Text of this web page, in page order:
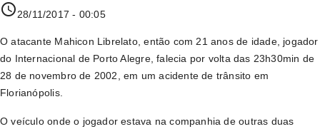
access_time28/11/2017 - 00:05
O atacante Mahicon Librelato, então com 21 anos de idade, jogador
do Internacional de Porto Alegre, falecia por volta das 23h30min de
28 de novembro de 2002, em um acidente de trânsito em
Florianópolis.
O veículo onde o jogador estava na companhia de outras duas